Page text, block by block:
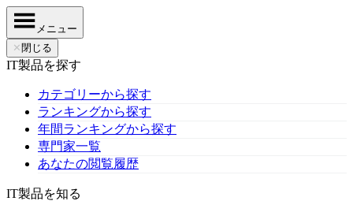
メニュー
✕ 閉じる
IT製品を探す
カテゴリーから探す
ランキングから探す
年間ランキングから探す
専門家一覧
あなたの閲覧履歴
IT製品を知る